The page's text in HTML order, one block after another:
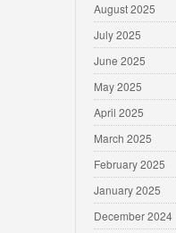
August 2025
July 2025
June 2025
May 2025
April 2025
March 2025
February 2025
January 2025
December 2024